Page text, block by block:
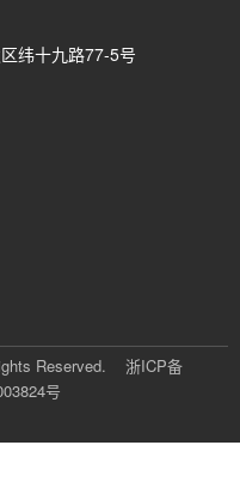
纬十九路77-5号
Reserved.
浙ICP备
号